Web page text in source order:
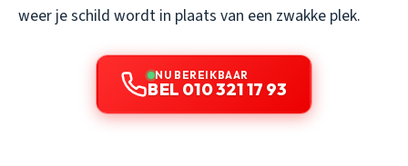
weer je schild wordt in plaats van een zwakke plek.
NU BEREIKBAAR
BEL 010 321 17 93